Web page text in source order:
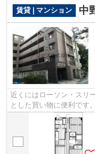
賃貸 | マンション 中
近くにはローソン・スリ
とした買い物に便利です
ョンです。設備やレイア